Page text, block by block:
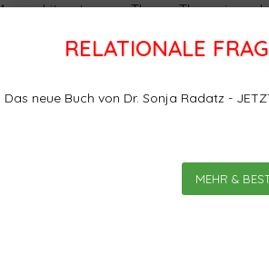
RELATIONALE
Das neue Buch von Dr. Sonja Radatz -
MEHR &
Literatur zum Thema Therapie
ihren Klienten am besten
aus irgendeinem Grund finden wir
Freunden am besten helfen
konfrontieren. Das Besondere an
zu handeln – und auch keinen
des bekannten finnischen Therapeuten